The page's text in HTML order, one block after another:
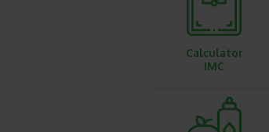
Calculator
IMC